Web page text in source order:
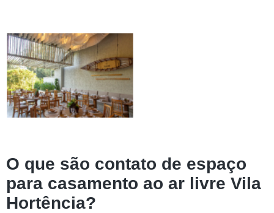
O que são contato de espaço
para casamento ao ar livre Vila
Hortência?